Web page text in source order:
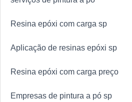
Resina epóxi com carga sp
Aplicação de resinas epóxi sp
Resina epóxi com carga preço
Empresas de pintura a pó sp